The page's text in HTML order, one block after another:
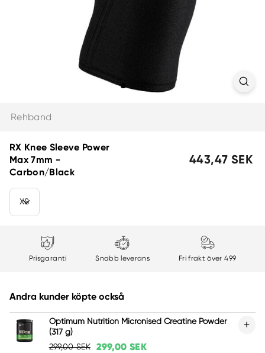
Rehband
RX Knee Sleeve Power
Max 7mm -
Carbon/Black
443,47 SEK
Size
Prisgaranti Snabb leverans Fri frakt över 499
Andra kunder köpte också
Optimum Nutrition Micronised Creatine Powder
(317 g)
299,00 SEK
299,00 SEK